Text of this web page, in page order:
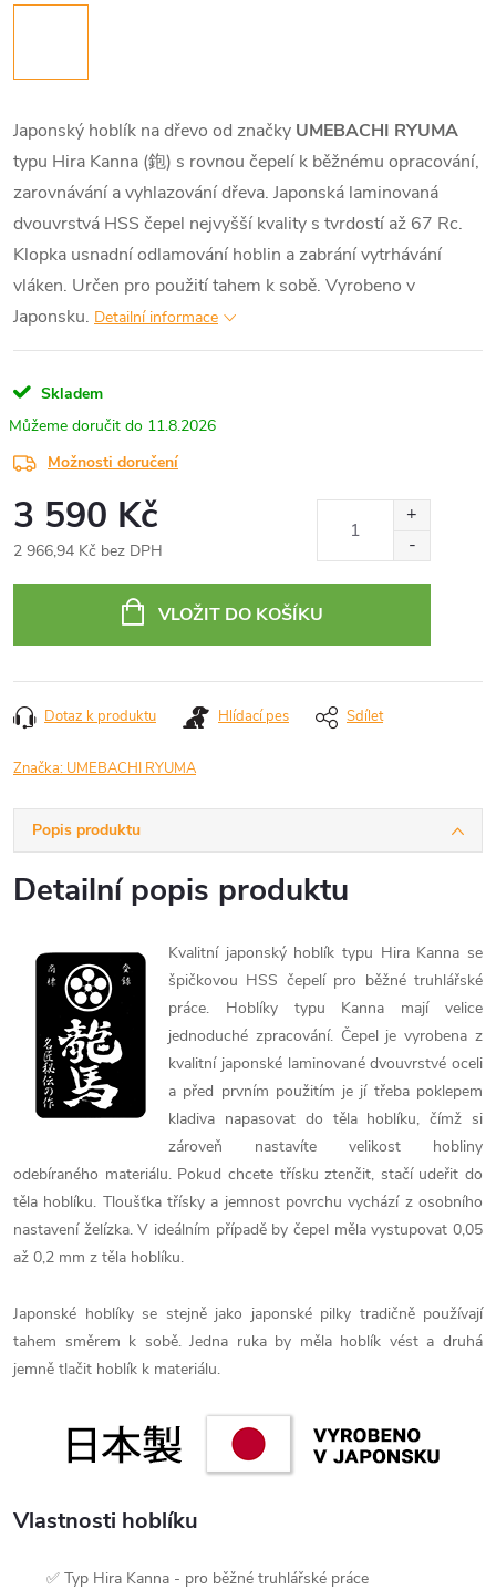
Japonský hoblík na dřevo od značky UMEBACHI RYUMA
typu Hira Kanna (鉋) s rovnou čepelí k běžnému opracování,
zarovnávání a vyhlazování dřeva. Japonská laminovaná
dvouvrstvá HSS čepel nejvyšší kvality s tvrdostí až 67 Rc.
Klopka usnadní odlamování hoblin a zabrání vytrhávání
vláken. Určen pro použití tahem k sobě. Vyrobeno v
Japonsku. Detailní informace
Skladem
11.8.2026
Možnosti doručení
3 590 Kč
2 966,94 Kč bez DPH
VLOŽIT DO KOŠÍKU
Dotaz k produktu Hlídací pes Sdílet
Značka: UMEBACHI RYUMA
Popis produktu
Detailní popis produktu
Kvalitní japonský hoblík typu Hira Kanna se
špičkovou HSS čepelí pro běžné truhlářské
práce. Hoblíky typu Kanna mají velice
jednoduché zpracování. Čepel je vyrobena z
kvalitní japonské laminované dvouvrstvé oceli
a před prvním použitím je jí třeba poklepem
kladiva napasovat do těla hoblíku, čímž si
zároveň nastavíte velikost hobliny
odebíraného materiálu. Pokud chcete třísku ztenčit, stačí udeřit do
těla hoblíku. Tloušťka třísky a jemnost povrchu vychází z osobního
nastavení želízka. V ideálním případě by čepel měla vystupovat 0,05
až 0,2 mm z těla hoblíku.
Japonské hoblíky se stejně jako japonské pilky tradičně používají
tahem směrem k sobě. Jedna ruka by měla hoblík vést a druhá
jemně tlačit hoblík k materiálu.
Vlastnosti hoblíku
✅ Typ Hira Kanna - pro běžné truhlářské práce